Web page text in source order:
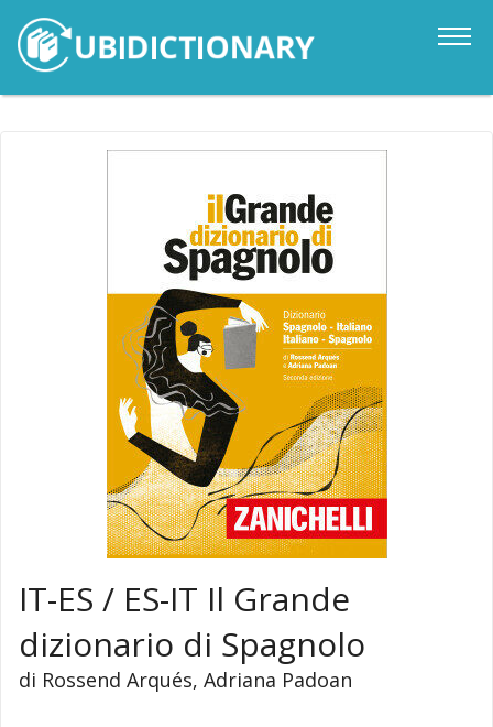
IT-ES / ES-IT Il Grande
dizionario di Spagnolo
di Rossend Arqués, Adriana Padoan